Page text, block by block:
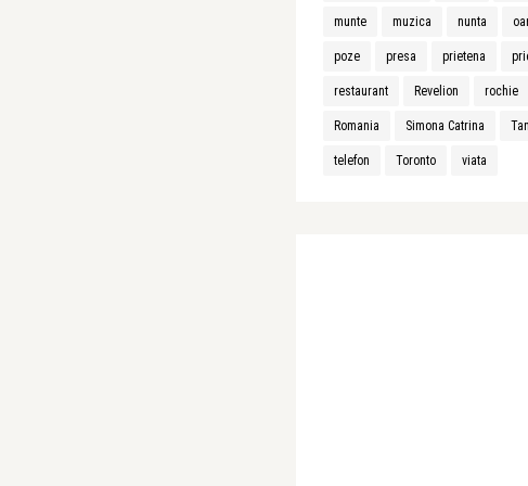
munte muzica nunta
poze presa prietena
restaurant Revelion rochie
Romania Simona Catrina
telefon Toronto viata